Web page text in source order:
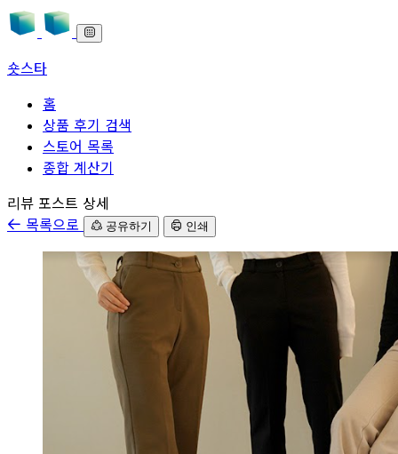
숏스타
홈
상품 후기 검색
스토어 목록
종합 계산기
본문으로 바로가기
리뷰 포스트 상세
목록으로
공유하기 인쇄